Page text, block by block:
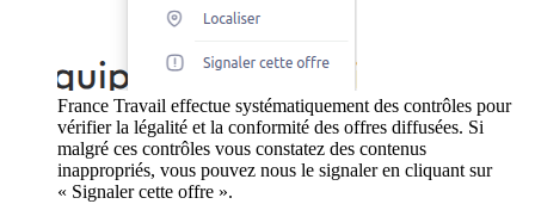
France Travail effectue systématiquement des contrôles pour
vérifier la légalité et la conformité des offres diffusées. Si
malgré ces contrôles vous constatez des contenus
inappropriés, vous pouvez nous le signaler en cliquant sur
« Signaler cette offre ».